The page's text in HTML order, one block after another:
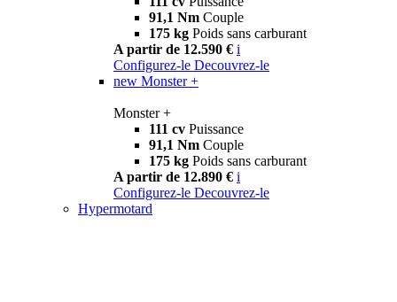
91,1 Nm Couple
175 kg Poids sans carburant
A partir de 12.590 € i
Configurez-le Decouvrez-le
new Monster +
Monster +
111 cv Puissance
91,1 Nm Couple
175 kg Poids sans carburant
A partir de 12.890 € i
Configurez-le Decouvrez-le
Hypermotard